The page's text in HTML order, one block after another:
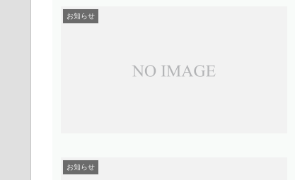
お知らせ
お知らせ